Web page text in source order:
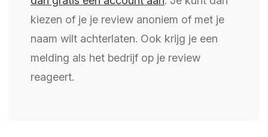
kiezen of je je review anoniem of met je
naam wilt achterlaten. Ook krijg je een
melding als het bedrijf op je review
reageert.